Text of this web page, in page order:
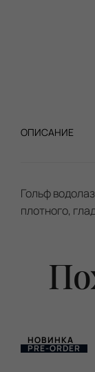
ОПИСАНИЕ
Гольф
плотного,
НОВИНКА
PRE-ORDER